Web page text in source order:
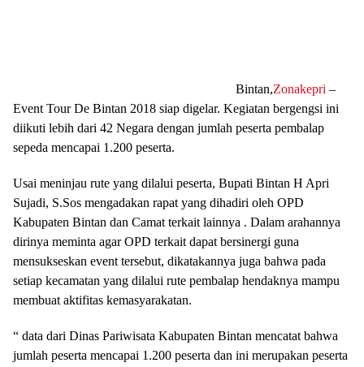
Bintan,Zonakepri –
Event Tour De Bintan 2018 siap digelar. Kegiatan bergengsi ini
diikuti lebih dari 42 Negara dengan jumlah peserta pembalap
sepeda mencapai 1.200 peserta.
Usai meninjau rute yang dilalui peserta, Bupati Bintan H Apri
Sujadi, S.Sos mengadakan rapat yang dihadiri oleh OPD
Kabupaten Bintan dan Camat terkait lainnya . Dalam arahannya
dirinya meminta agar OPD terkait dapat bersinergi guna
mensukseskan event tersebut, dikatakannya juga bahwa pada
setiap kecamatan yang dilalui rute pembalap hendaknya mampu
membuat aktifitas kemasyarakatan.
“ data dari Dinas Pariwisata Kabupaten Bintan mencatat bahwa
jumlah peserta mencapai 1.200 peserta dan ini merupakan peserta